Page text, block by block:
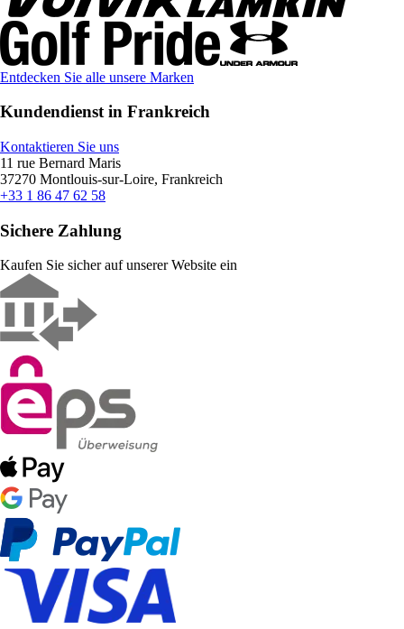
Entdecken Sie alle unsere Marken
Kundendienst in Frankreich
Kontaktieren Sie uns
11 rue Bernard Maris
37270 Montlouis-sur-Loire, Frankreich
+33 1 86 47 62 58
Sichere Zahlung
Kaufen Sie sicher auf unserer Website ein